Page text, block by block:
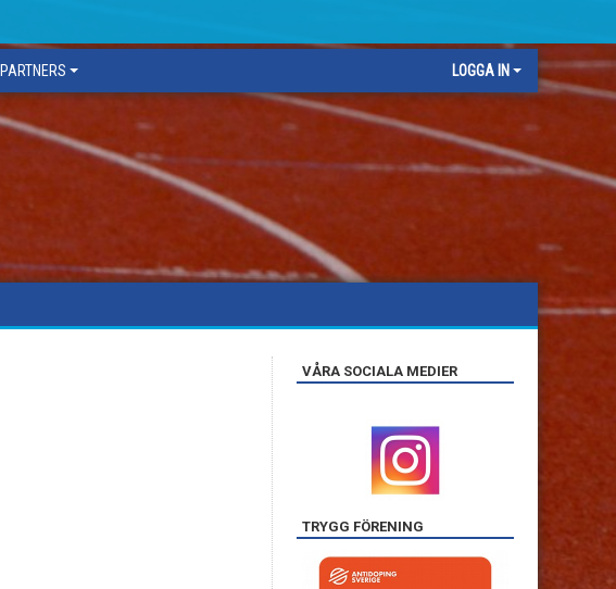
PARTNERS LOGGA IN
VÅRA SOCIALA MEDIER
TRYGG FÖRENING